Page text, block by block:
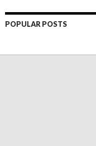
POPULAR POSTS